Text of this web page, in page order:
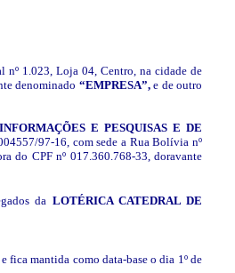
nº 1.023, Loja 04, Centro, na cidade de
denominado “EMPRESA”,e de outro
E PESQUISAS E DE
97-16, com sede a Rua Bolívia nº
do CPF nº 017.360.768-33, doravante
da LOTÉRICA CATEDRAL DE
fica mantida como data-base o dia 1º de